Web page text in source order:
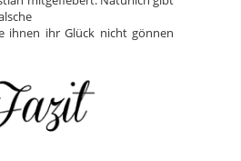
ihnen ihr Glück nicht gönnen